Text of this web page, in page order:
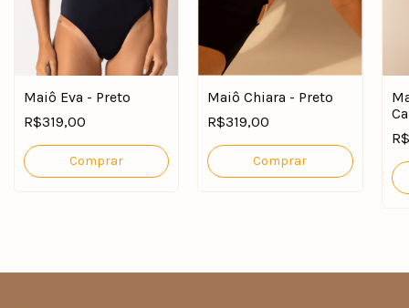
Maiô Eva - Preto
R$319,00
Comprar
Maiô Chiara - Preto
R$319,00
Comprar